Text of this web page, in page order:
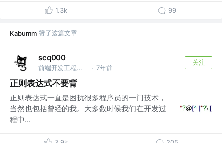
1.3k 99
Kabumm 赞了这篇文章
scq000
前端开发工程师 @字节跳动 · 7年前
关注
正则表达式不要背
正则表达式一直是困扰很多程序员的一门技术，
当然也包括曾经的我。大多数时候我们在开发过
程中...